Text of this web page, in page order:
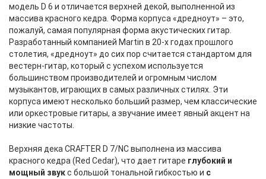
модель D 6 и отличается верхней декой, выполненной из
массива красного кедра. Форма корпуса «дредноут» – это,
пожалуй, самая популярная форма акустических гитар.
Разработанный компанией Martin в 20-х годах прошлого
столетия, «дредноут» до сих пор считается стандартом для
вестерн-гитар, который с успехом используется
большинством производителей и огромным числом
музыкантов, играющих в самых различных стилях. Эти
корпуса имеют несколько больший размер, чем классические
или оркестровые гитары, а звучание имеет явный акцент на
низкие частоты.
Верхняя дека CRAFTER D 7/NC выполнена из массива
красного кедра (Red Cedar), что дает гитаре глубокий и
мощный звукс большой тональной гибкостью и с